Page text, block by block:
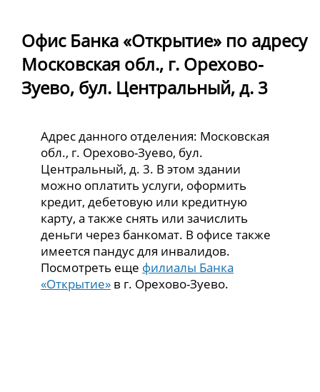
Офис Банка «Открытие» по адресу
Московская обл., г. Орехово-
Зуево, бул. Центральный, д. 3
Адрес данного отделения: Московская
обл., г. Орехово-Зуево, бул.
Центральный, д. 3. В этом здании
можно оплатить услуги, оформить
кредит, дебетовую или кредитную
карту, а также снять или зачислить
деньги через банкомат. В офисе также
имеется пандус для инвалидов.
Посмотреть еще филиалы Банка
«Открытие» в г. Орехово-Зуево.